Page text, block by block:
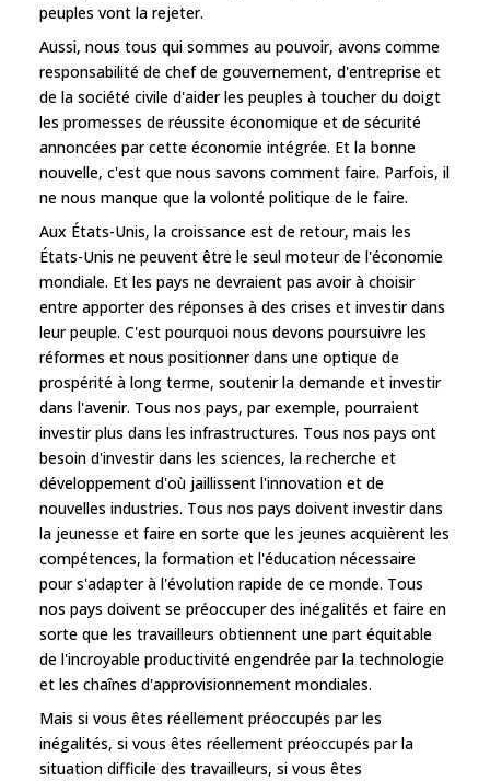
peuples vont la rejeter.
Aussi, nous tous qui sommes au pouvoir, avons comme
responsabilité de chef de gouvernement, d'entreprise et
de la société civile d'aider les peuples à toucher du doigt
les promesses de réussite économique et de sécurité
annoncées par cette économie intégrée. Et la bonne
nouvelle, c'est que nous savons comment faire. Parfois, il
ne nous manque que la volonté politique de le faire.
Aux États-Unis, la croissance est de retour, mais les
États-Unis ne peuvent être le seul moteur de l'économie
mondiale. Et les pays ne devraient pas avoir à choisir
entre apporter des réponses à des crises et investir dans
leur peuple. C'est pourquoi nous devons poursuivre les
réformes et nous positionner dans une optique de
prospérité à long terme, soutenir la demande et investir
dans l'avenir. Tous nos pays, par exemple, pourraient
investir plus dans les infrastructures. Tous nos pays ont
besoin d'investir dans les sciences, la recherche et
développement d'où jaillissent l'innovation et de
nouvelles industries. Tous nos pays doivent investir dans
la jeunesse et faire en sorte que les jeunes acquièrent les
compétences, la formation et l'éducation nécessaire
pour s'adapter à l'évolution rapide de ce monde. Tous
nos pays doivent se préoccuper des inégalités et faire en
sorte que les travailleurs obtiennent une part équitable
de l'incroyable productivité engendrée par la technologie
et les chaînes d'approvisionnement mondiales.
Mais si vous êtes réellement préoccupés par les
inégalités, si vous êtes réellement préoccupés par la
situation difficile des travailleurs, si vous êtes